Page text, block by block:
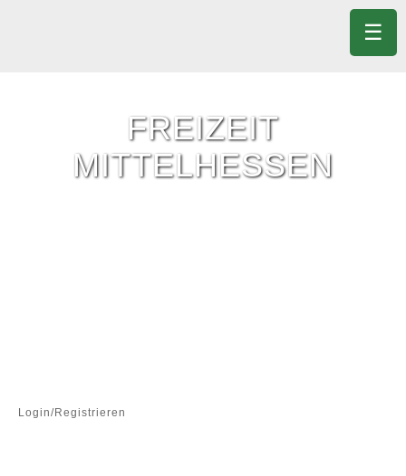
FREIZEIT
MITTELHESSEN
Login/Registrieren
☰